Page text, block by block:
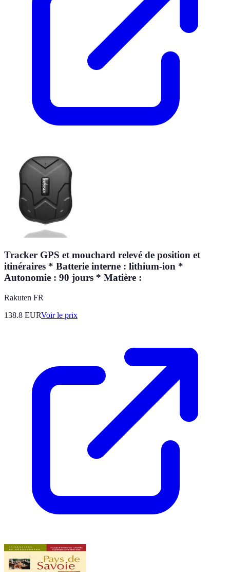
Tracker GPS et mouchard relevé de position et
itinéraires * Batterie interne : lithium-ion *
Autonomie : 90 jours * Matière :
Rakuten FR
138.8 EURVoir le prix